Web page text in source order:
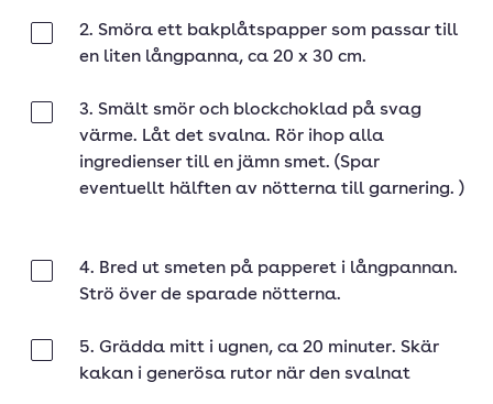
2. Smöra ett bakplåtspapper som passar till
en liten långpanna, ca 20 x 30 cm.
3. Smält smör och blockchoklad på svag
värme. Låt det svalna. Rör ihop alla
ingredienser till en jämn smet. (Spar
eventuellt hälften av nötterna till garnering. )
4. Bred ut smeten på papperet i långpannan.
Strö över de sparade nötterna.
5. Grädda mitt i ugnen, ca 20 minuter. Skär
kakan i generösa rutor när den svalnat